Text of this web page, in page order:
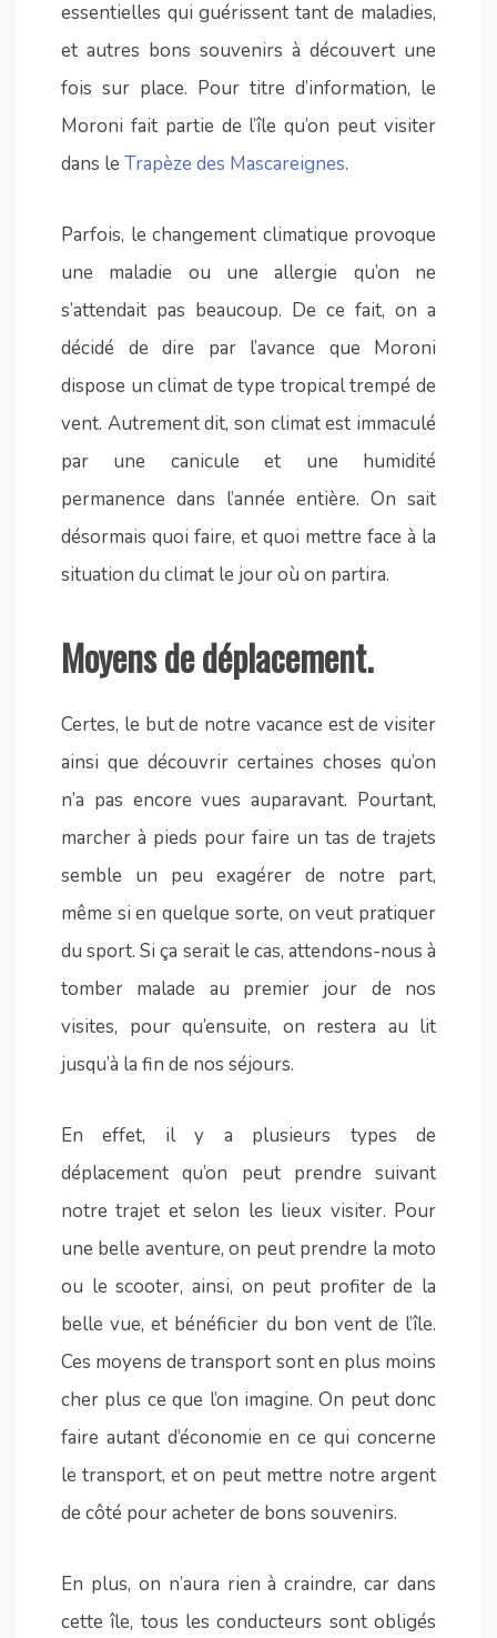
essentielles qui guérissent tant de maladies,
et autres bons souvenirs à découvert une
fois sur place. Pour titre d’information, le
Moroni fait partie de l’île qu’on peut visiter
dans le Trapèze des Mascareignes.
Parfois, le changement climatique provoque
une maladie ou une allergie qu’on ne
s’attendait pas beaucoup. De ce fait, on a
décidé de dire par l’avance que Moroni
dispose un climat de type tropical trempé de
vent. Autrement dit, son climat est immaculé
par une canicule et une humidité
permanence dans l’année entière. On sait
désormais quoi faire, et quoi mettre face à la
situation du climat le jour où on partira.
Moyens de déplacement.
Certes, le but de notre vacance est de visiter
ainsi que découvrir certaines choses qu’on
n’a pas encore vues auparavant. Pourtant,
marcher à pieds pour faire un tas de trajets
semble un peu exagérer de notre part,
même si en quelque sorte, on veut pratiquer
du sport. Si ça serait le cas, attendons-nous à
tomber malade au premier jour de nos
visites, pour qu’ensuite, on restera au lit
jusqu’à la fin de nos séjours.
En effet, il y a plusieurs types de
déplacement qu’on peut prendre suivant
notre trajet et selon les lieux visiter. Pour
une belle aventure, on peut prendre la moto
ou le scooter, ainsi, on peut profiter de la
belle vue, et bénéficier du bon vent de l’île.
Ces moyens de transport sont en plus moins
cher plus ce que l’on imagine. On peut donc
faire autant d’économie en ce qui concerne
le transport, et on peut mettre notre argent
de côté pour acheter de bons souvenirs.
En plus, on n’aura rien à craindre, car dans
cette île, tous les conducteurs sont obligés